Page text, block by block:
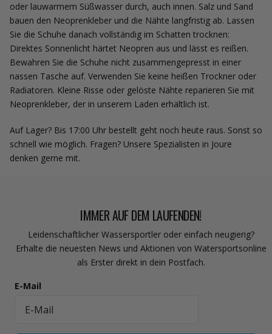
oder lauwarmem Süßwasser durch, auch innen. Salz und Sand
bauen den Neoprenkleber und die Nähte langfristig ab. Lassen
Sie die Schuhe danach vollständig im Schatten trocknen:
Direktes Sonnenlicht härtet Neopren aus und lässt es reißen.
Bewahren Sie die Schuhe nicht zusammengepresst in einer
nassen Tasche auf. Verwenden Sie keine heißen Trockner oder
Radiatoren. Kleine Risse oder gelöste Nähte reparieren Sie mit
Neoprenkleber, der in unserem Laden erhältlich ist.
Auf Lager? Bis 17:00 Uhr bestellt geht noch heute raus. Sonst so
schnell wie möglich. Fragen? Unsere Spezialisten in Joure
denken gerne mit.
IMMER AUF DEM LAUFENDEN!
Leidenschaftlicher Wassersportler oder einfach neugierig?
Erhalte die neuesten News und Aktionen von Watersportsonline
als Erster direkt in dein Postfach.
E-Mail